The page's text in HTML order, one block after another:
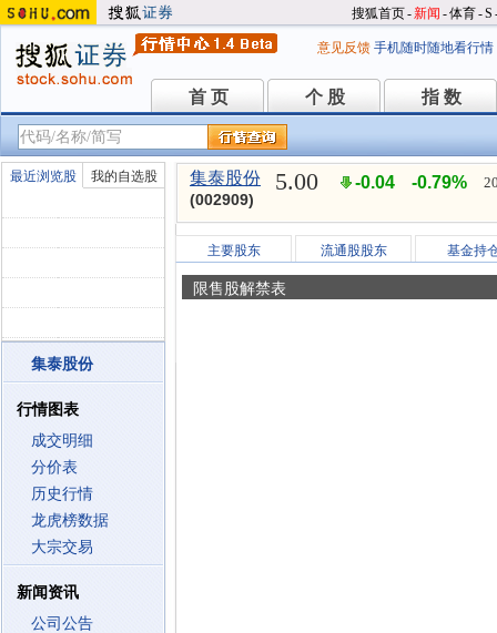
搜狐首页-新闻 -体育-S
意见反馈 手机随时随地看行情
首 页
首 页 个 股
个 股 指 数
指 数
最近浏览股 我的自选股
集泰股份
行情图表
成交明细
分价表
历史行情
龙虎榜数据
大宗交易
新闻资讯
公司公告
集泰股份
(002909)
5.00 -0.04 -0.79%
主要股东 流通股股东 基金持
限售股解禁表